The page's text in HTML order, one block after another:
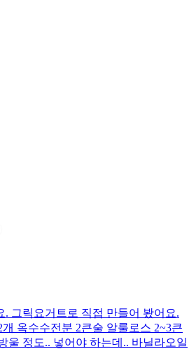
. 그릭요거트로 직접 만들어 봤어요.
옥수수전분 2큰술 알룰로스 2~3큰
울 정도.. 넣어야 하는데.. 바닐라오일